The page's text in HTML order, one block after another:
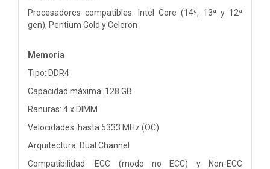
Procesadores compatibles: Intel Core (14ª, 13ª y 12ª
gen), Pentium Gold y Celeron
Memoria
Tipo: DDR4
Capacidad máxima: 128 GB
Ranuras: 4 x DIMM
Velocidades: hasta 5333 MHz (OC)
Arquitectura: Dual Channel
Compatibilidad: ECC (modo no ECC) y Non-ECC